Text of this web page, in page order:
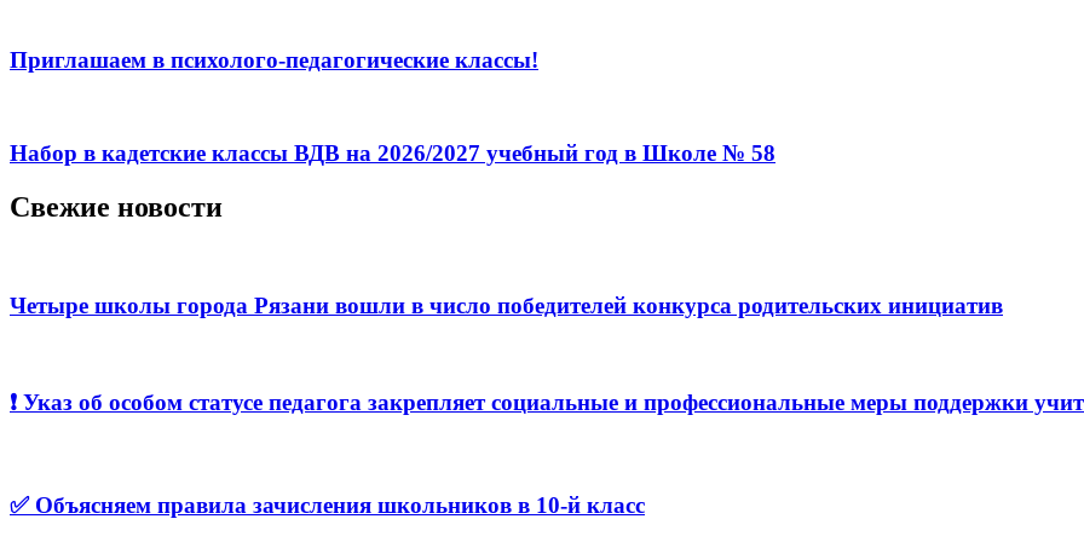
Приглашаем в психолого-педагогические классы!
Набор в кадетские классы ВДВ на 2026/2027 учебный год в Школе № 58
Свежие новости
Четыре школы города Рязани вошли в число победителей конкурса родительских инициатив
❗️ Указ об особом статусе педагога закрепляет социальные и профессиональные меры поддержки
✅ Объясняем правила зачисления школьников в 10-й класс